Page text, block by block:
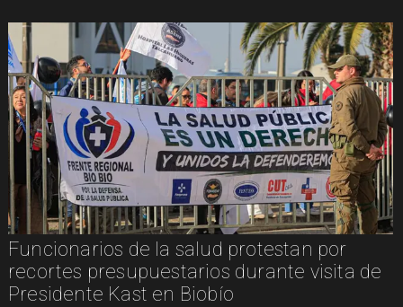
Funcionarios de la salud protestan por
recortes presupuestarios durante visita de
Presidente Kast en Biobío